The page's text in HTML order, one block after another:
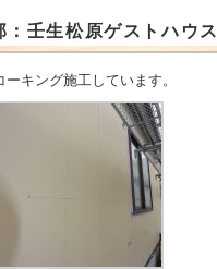
：壬生松原ゲストハウス
ーキング施工しています。